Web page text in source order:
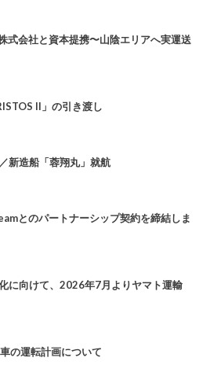
会社と資本提携〜山陰エリアへ実運送
II」の引き渡し
新造船「蓉翔丸」就航
とのパートナーシップ契約を締結しま
に向けて、2026年7月よりヤマト運輸
の運転計画について